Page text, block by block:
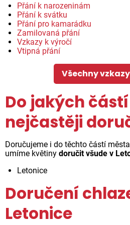
Přání k narozeninám
Přání k svátku
Přání pro kamarádku
Zamilovaná přání
Vzkazy k výročí
Vtipná přání
Všechny
Do jakých
nejčastěji
Doručujeme i do těchto částí
umíme květiny doručit všude v
Letonice
Doručení
Letonice